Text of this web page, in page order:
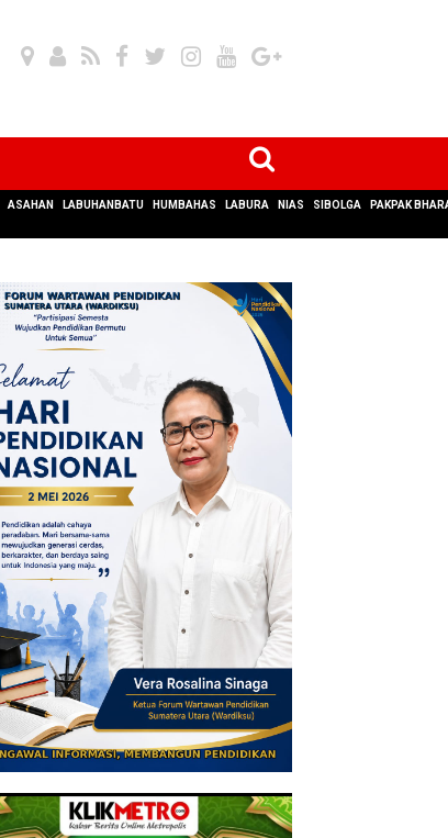
ASAHAN LABUHANBATU HUMBAHAS LABURA NIAS SIBOLGA PAKPAK